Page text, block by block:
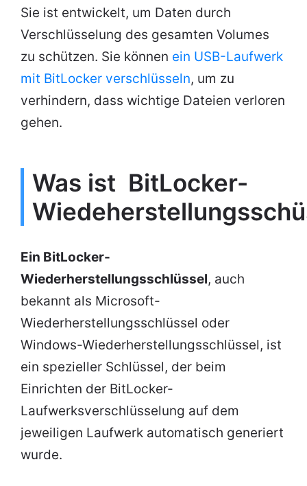
Sie ist entwickelt, um Daten durch
Verschlüsselung des gesamten Volumes
zu schützen. Sie können ein USB-Laufwerk
mit BitLocker verschlüsseln, um zu
verhindern, dass wichtige Dateien verloren
gehen.
Was ist BitLocker-
Ein BitLocker-
Wiederherstellungsschlüssel, auch
bekannt als Microsoft-
Wiederherstellungsschlüssel oder
Windows-Wiederherstellungsschlüssel, ist
ein spezieller Schlüssel, der beim
Einrichten der BitLocker-
Laufwerksverschlüsselung auf dem
jeweiligen Laufwerk automatisch generiert
wurde.